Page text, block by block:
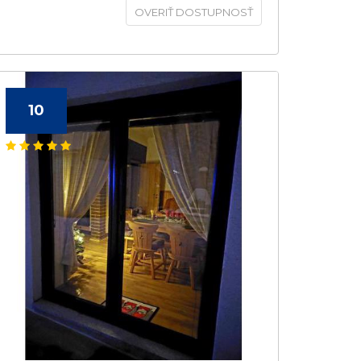
OVERIŤ DOSTUPNOSŤ
10